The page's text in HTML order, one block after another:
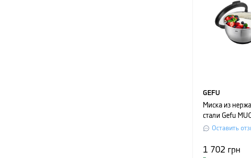
GEFU
Миска из
стали Gefu
диаметр 16 см,
Оставить
1 702 грн